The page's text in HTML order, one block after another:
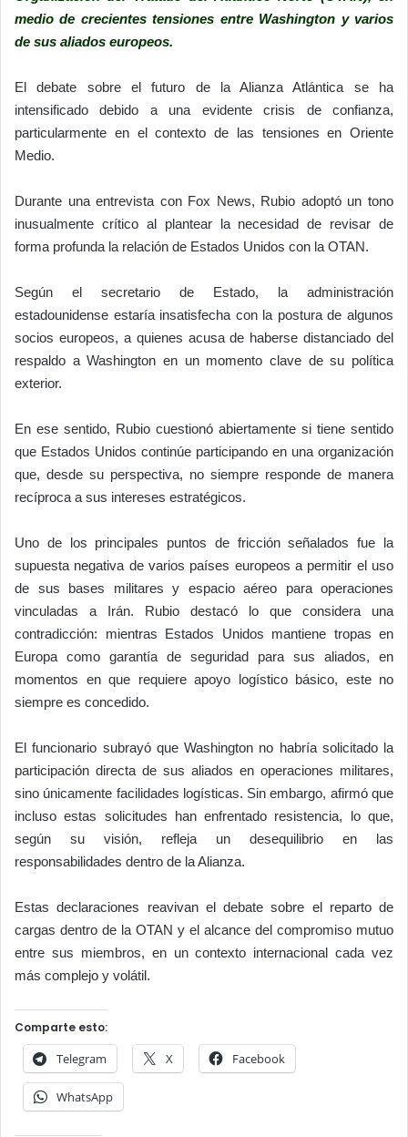
medio de crecientes tensiones entre Washington y varios
de sus aliados europeos.
El debate sobre el futuro de la Alianza Atlántica se ha
intensificado debido a una evidente crisis de confianza,
particularmente en el contexto de las tensiones en Oriente
Medio.
Durante una entrevista con Fox News, Rubio adoptó un tono
inusualmente crítico al plantear la necesidad de revisar de
forma profunda la relación de Estados Unidos con la OTAN.
Según el secretario de Estado, la administración
estadounidense estaría insatisfecha con la postura de algunos
socios europeos, a quienes acusa de haberse distanciado del
respaldo a Washington en un momento clave de su política
exterior.
En ese sentido, Rubio cuestionó abiertamente si tiene sentido
que Estados Unidos continúe participando en una organización
que, desde su perspectiva, no siempre responde de manera
recíproca a sus intereses estratégicos.
Uno de los principales puntos de fricción señalados fue la
supuesta negativa de varios países europeos a permitir el uso
de sus bases militares y espacio aéreo para operaciones
vinculadas a Irán. Rubio destacó lo que considera una
contradicción: mientras Estados Unidos mantiene tropas en
Europa como garantía de seguridad para sus aliados, en
momentos en que requiere apoyo logístico básico, este no
siempre es concedido.
El funcionario subrayó que Washington no habría solicitado la
participación directa de sus aliados en operaciones militares,
sino únicamente facilidades logísticas. Sin embargo, afirmó que
incluso estas solicitudes han enfrentado resistencia, lo que,
según su visión, refleja un desequilibrio en las
responsabilidades dentro de la Alianza.
Estas declaraciones reavivan el debate sobre el reparto de
cargas dentro de la OTAN y el alcance del compromiso mutuo
entre sus miembros, en un contexto internacional cada vez
más complejo y volátil.
Comparte esto:
Telegram X Facebook
WhatsApp